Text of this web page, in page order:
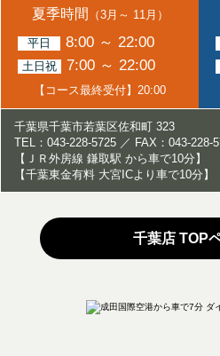
夏季時間 （3月～ 11月）
平日 8:00 ～ 22:00
土日祝 7:00 ～ 22:00
【コース最終受付】20:00
千葉県千葉市若葉区佐和町 323
TEL：043-228-5725 ／ FAX：043-228-
【ＪＲ外房線 鎌取駅 から車で10分】
【千葉東金有料 大宮ICより車で10分】
千葉店 TOP